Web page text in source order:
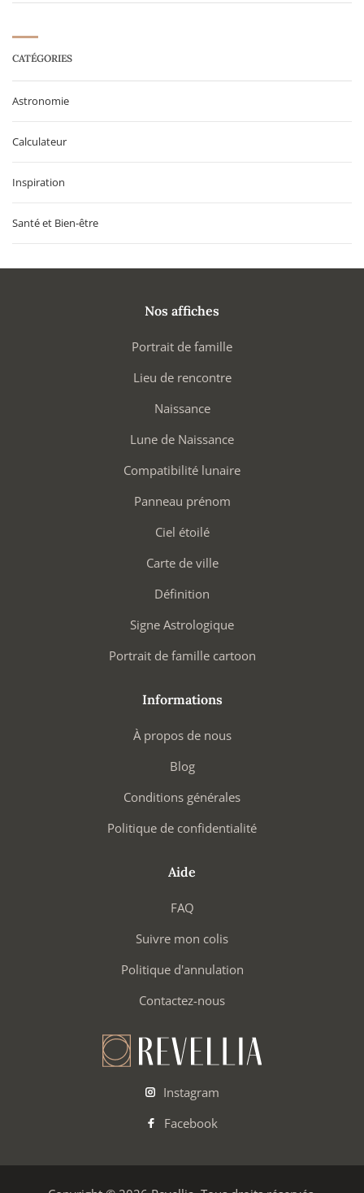
CATÉGORIES
Astronomie
Calculateur
Inspiration
Santé et Bien-être
Nos affiches
Portrait de famille
Lieu de rencontre
Naissance
Lune de Naissance
Compatibilité lunaire
Panneau prénom
Ciel étoilé
Carte de ville
Définition
Signe Astrologique
Portrait de famille cartoon
Informations
À propos de nous
Blog
Conditions générales
Politique de confidentialité
Aide
FAQ
Suivre mon colis
Politique d'annulation
Contactez-nous
Instagram
Facebook